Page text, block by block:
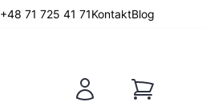
+48 71 725 41 71KontaktBlog
Koszyk